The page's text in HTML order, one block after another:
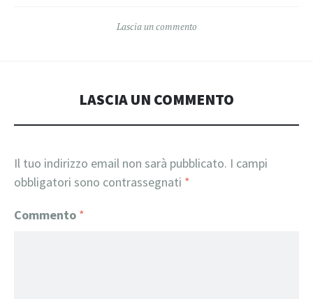
Lascia un commento
LASCIA UN COMMENTO
Il tuo indirizzo email non sarà pubblicato. I campi
obbligatori sono contrassegnati *
Commento *